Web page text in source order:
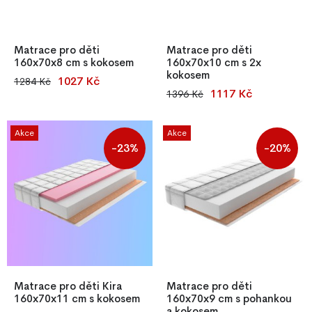
Matrace pro děti
160x70x8 cm s kokosem
Dětská pěnová matrace
antialergická, se snímatelným a
pratelným potahem, certifikát
OEKO-TEX®.
1284 Kč 1027 Kč
Matrace pro děti
160x70x10 cm s 2x
kokosem
Dětská pěnová matrace
vrstvou z obou stran nabízí
pevnou podporu, výbornou
prodyšnost a antibakteriální
ochranu. Snímatelný, pratelný
potah s OEKO-TEX®
certifikací zaručuje zdravý a
bezpečný spánek pro vaše
dítě.
1396 Kč 1117 Kč
Akce
-23%
Matrace pro děti Kira
160x70x11 cm s kokosem
Akce
-20%
Matrace pro děti
160x70x9 cm s pohankou